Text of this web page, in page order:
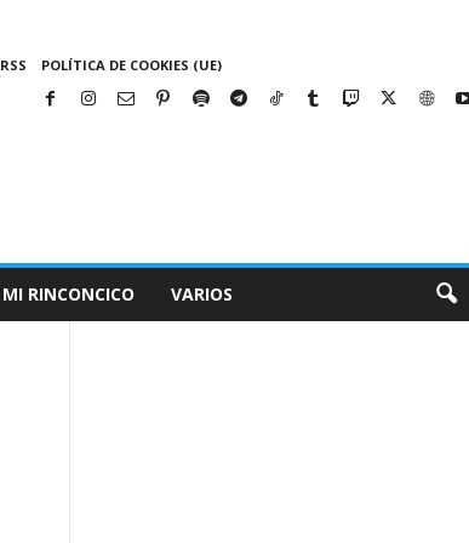
RSS POLÍTICA DE COOKIES (UE)
MI RINCONCICO VARIOS